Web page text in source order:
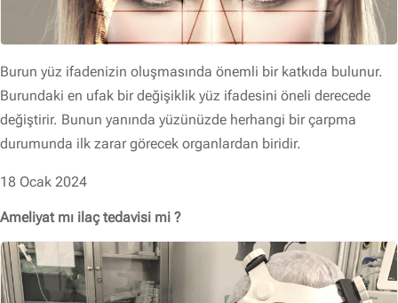
Burun yüz ifadenizin oluşmasında önemli bir katkıda bulunur.
Burundaki en ufak bir değişiklik yüz ifadesini öneli derecede
değiştirir. Bunun yanında yüzünüzde herhangi bir çarpma
durumunda ilk zarar görecek organlardan biridir.
18 Ocak 2024
Ameliyat mı ilaç tedavisi mi ?